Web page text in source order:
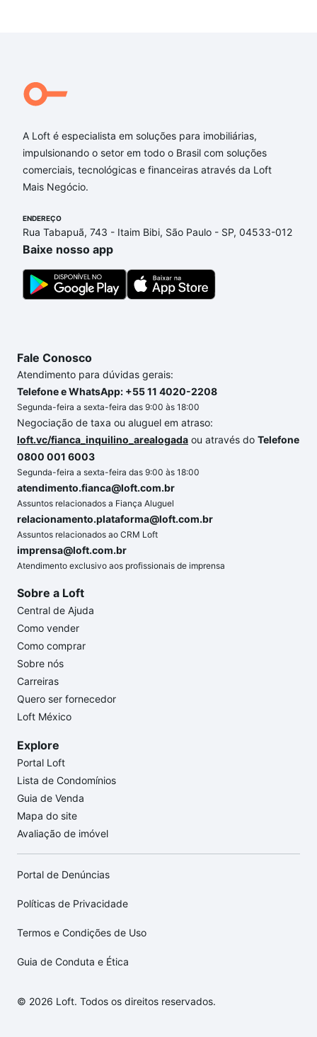
A Loft é especialista em soluções para imobiliárias,
impulsionando o setor em todo o Brasil com soluções
comerciais, tecnológicas e financeiras através da Loft
Mais Negócio.
ENDEREÇO
Rua Tabapuã, 743 - Itaim Bibi, São Paulo - SP, 04533-012
Baixe nosso app
Fale Conosco
Atendimento para dúvidas gerais:
Telefone e WhatsApp: +55 11 4020-2208
Segunda-feira a sexta-feira das 9:00 às 18:00
Negociação de taxa ou aluguel em atraso:
loft.vc/fianca_inquilino_arealogada ou através do Telefone
0800 001 6003
Segunda-feira a sexta-feira das 9:00 às 18:00
atendimento.fianca@loft.com.br
Assuntos relacionados a Fiança Aluguel
relacionamento.plataforma@loft.com.br
Assuntos relacionados ao CRM Loft
imprensa@loft.com.br
Atendimento exclusivo aos profissionais de imprensa
Sobre a Loft
Central de Ajuda
Como vender
Como comprar
Sobre nós
Carreiras
Quero ser fornecedor
Loft México
Explore
Portal Loft
Lista de Condomínios
Guia de Venda
Mapa do site
Avaliação de imóvel
Portal de Denúncias
Políticas de Privacidade
Termos e Condições de Uso
Guia de Conduta e Ética
© 2026 Loft. Todos os direitos reservados.